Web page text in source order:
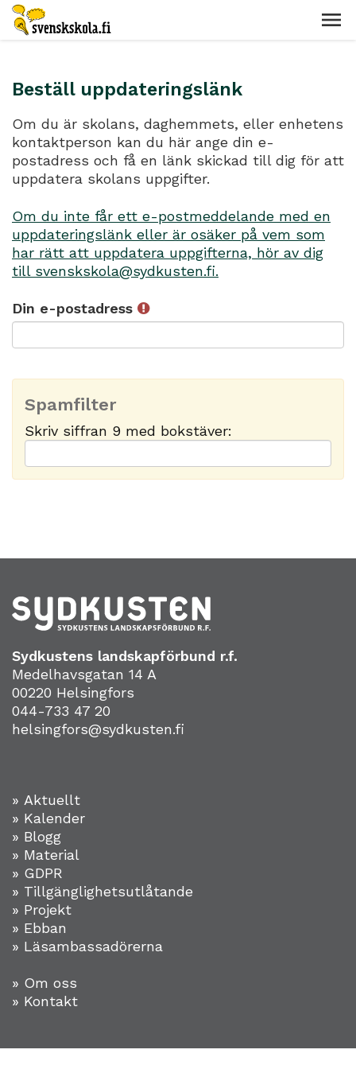
Beställ uppdateringslänk
Om du är skolans, daghemmets, eller enhetens
kontaktperson kan du här ange din e-
postadress och få en länk skickad till dig för att
uppdatera skolans uppgifter.
Om du inte får ett e-postmeddelande med en
uppdateringslänk eller är osäker på vem som
har rätt att uppdatera uppgifterna, hör av dig
till svenskskola@sydkusten.fi.
Din e-postadress
Spamfilter
Skriv siffran 9 med bokstäver:
Sydkustens landskapförbund r.f.
Medelhavsgatan 14 A
00220 Helsingfors
044-733 47 20
helsingfors@sydkusten.fi
» Aktuellt
» Kalender
» Blogg
» Material
» GDPR
» Tillgänglighetsutlåtande
» Projekt
» Ebban
» Läsambassadörerna
» Om oss
» Kontakt